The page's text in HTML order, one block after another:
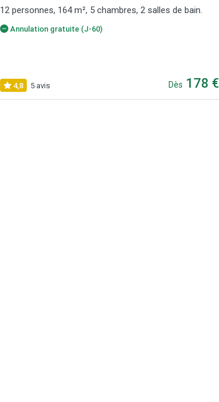
12 personnes, 164 m², 5 chambres, 2 salles de bain.
Annulation gratuite (J-60)
4,8 5 avis Dès 178 €